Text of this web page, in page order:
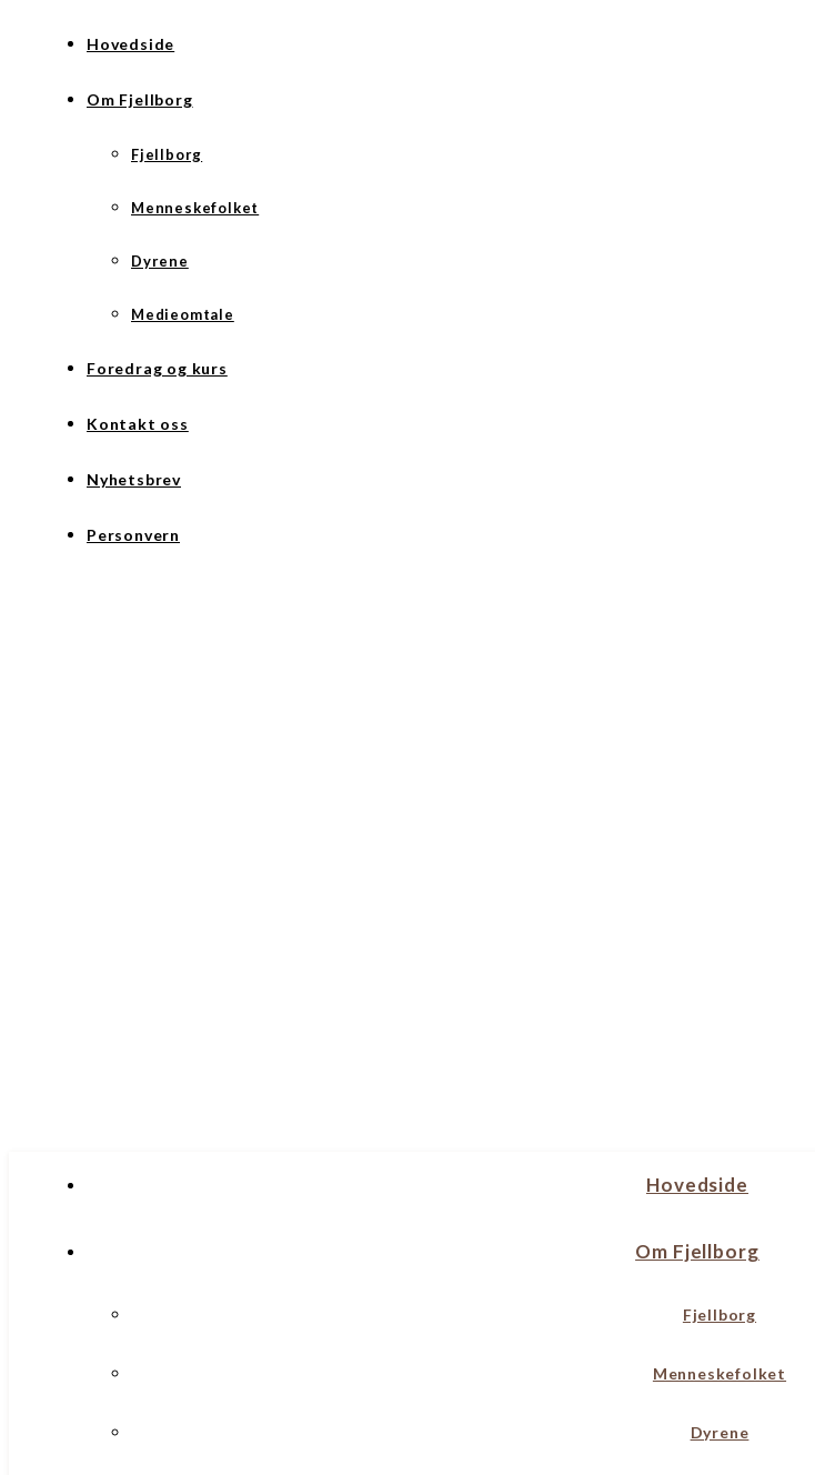
Hovedside
Om Fjellborg
Fjellborg
Menneskefolket
Dyrene
Medieomtale
Foredrag og kurs
Kontakt oss
Nyhetsbrev
Personvern
Hovedside
Om Fjellborg
Fjellborg
Menneskefolket
Dyrene